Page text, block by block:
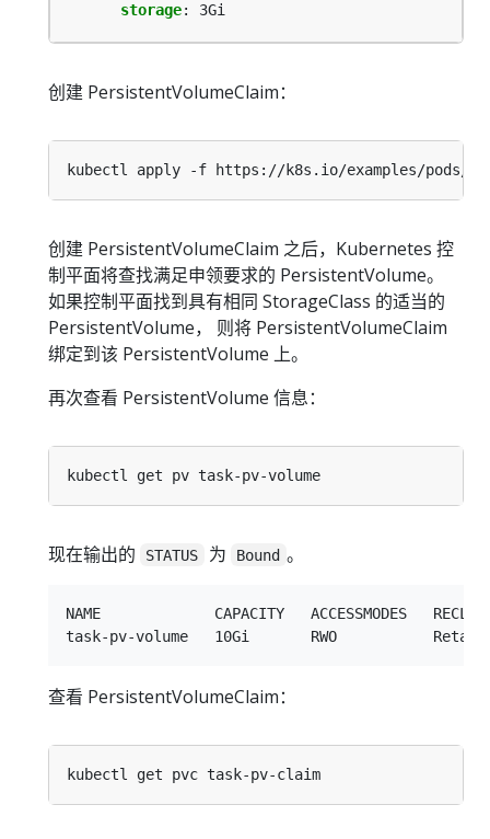
storage: 3Gi
创建 PersistentVolumeClaim：
创建 PersistentVolumeClaim 之后，Kubernetes 控
制平面将查找满足申领要求的 PersistentVolume。
如果控制平面找到具有相同 StorageClass 的适当的
PersistentVolume， 则将 PersistentVolumeClaim
绑定到该 PersistentVolume 上。
再次查看 PersistentVolume 信息：
现在输出的 STATUS 为 Bound 。
NAME             CAPACITY   ACCESSMODES
查看 PersistentVolumeClaim：